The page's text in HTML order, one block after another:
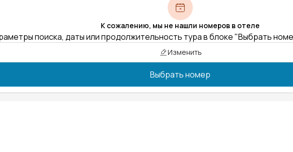
К сожалению, мы не нашли номеров в отеле
поиска, даты или продолжительность тура в блоке "Выбрать
Изменить
Выбрать номер